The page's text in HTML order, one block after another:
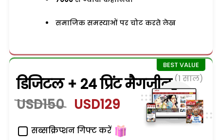
समाजिक समस्याओं पर चोट करते लेख
डिजिटल + 24 प्रिंट मैगजीन (1 साल)
USD150 USD129
सब्सक्रिप्शन गिफ्ट करें